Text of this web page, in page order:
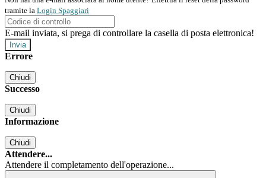
tramite la Login Spaggiari
E-mail inviata, si prega di controllare la casella di posta elettronica!
Errore
Chiudi
Successo
Chiudi
Informazione
Chiudi
Attendere...
Attendere il completamento dell'operazione...